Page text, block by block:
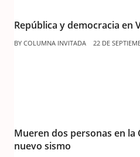
República y democracia en
BY COLUMNA INVITADA 22 DE
Mueren dos personas en la
nuevo sismo